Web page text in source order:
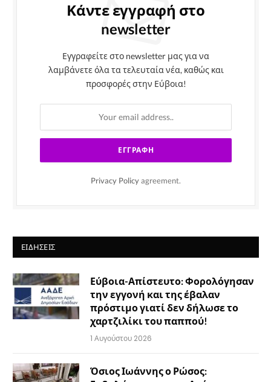
Κάντε εγγραφή στο
newsletter
Εγγραφείτε στο newsletter μας για να
λαμβάνετε όλα τα τελευταία νέα, καθώς και
προσφορές στην Εύβοια!
Privacy Policy agreement.
ΕΙΔΉΣΕΙΣ
Εύβοια-Απίστευτο: Φορολόγησαν
την εγγονή και της έβαλαν
πρόστιμο γιατί δεν δήλωσε το
χαρτζιλίκι του παππού!
1 Αυγούστου 2026
Όσιος Ιωάννης ο Ρώσος: